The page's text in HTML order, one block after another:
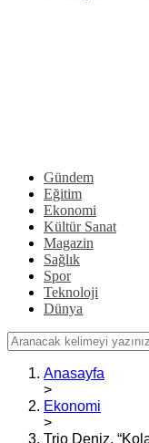
Gündem
Eğitim
Ekonomi
Kültür Sanat
Magazin
Sağlık
Spor
Teknoloji
Dünya
Anasayfa
>
Ekonomi
>
Trio Deniz,